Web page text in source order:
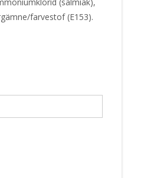
farvestof (E153).